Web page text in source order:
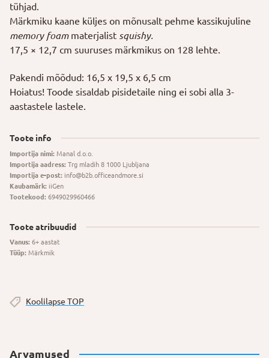
tühjad.
Märkmiku kaane küljes on mõnusalt pehme kassikujuline
memory foammaterjalist squishy.
17,5 × 12,7 cm suuruses märkmikus on 128 lehte.
Pakendi mõõdud: 16,5 x 19,5 x 6,5 cm
Hoiatus! Toode sisaldab pisidetaile ning ei sobi alla 3-
aastastele lastele.
Toote info
Importija nimi: Manal d.o.o.
Importija aadress: Trg mladih 8 1000 Ljubljana
Importija e-post: info@b2b.officeandmore.si
Kaubamärk: iiGen
Tootekood: 6949029960466
Toote atribuudid
Vanus: 6+ aastat
Tüüp: Märkmik
Koolilapse TOP
Arvamused